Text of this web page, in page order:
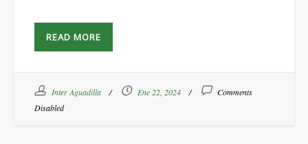
READ MORE
Inter Aguadilla Ene 22, 2024
Comments
Disabled